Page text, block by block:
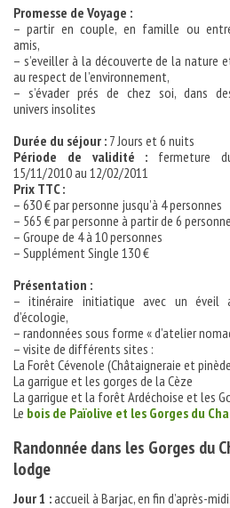
Promesse de Voyage :
– partir en couple, en famille ou
amis,
– s’eveiller à la découverte de la nature
au respect de l’environnement,
– s’évader prés de chez soi, dans
univers insolites
Durée du séjour : 7 Jours et 6 nuits
Période de validité : fermeture
15/11/2010 au 12/02/2011
Prix TTC :
– 630 € par personne jusqu’à 4 personnes
– 565 € par personne à partir de 6
– Groupe de 4 à 10 personnes
– Supplément Single 130 €
Présentation :
– itinéraire initiatique avec un
d’écologie,
– randonnées sous forme « d’atelier
– visite de différents sites :
La Forêt Cévenole (Châtaigneraie et
La garrigue et les gorges de la Cèze
La garrigue et la forêt Ardéchoise et les
Le bois de Païolive et les Gorges du
Randonnée dans les Gorges du
lodge
Jour 1 :accueil à Barjac, en fin d’après-midi.